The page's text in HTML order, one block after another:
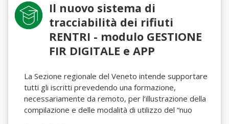
Il nuovo sistema di
tracciabilità dei rifiuti
RENTRI - modulo GESTIONE
FIR DIGITALE e APP
La Sezione regionale del Veneto intende supportare
tutti gli iscritti prevedendo una formazione,
necessariamente da remoto, per l’illustrazione della
compilazione e delle modalità di utilizzo del “nuo